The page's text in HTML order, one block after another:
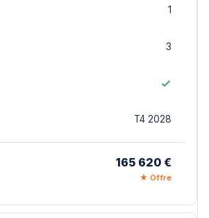
1
3
T4 2028
165 620 €
★ Offre